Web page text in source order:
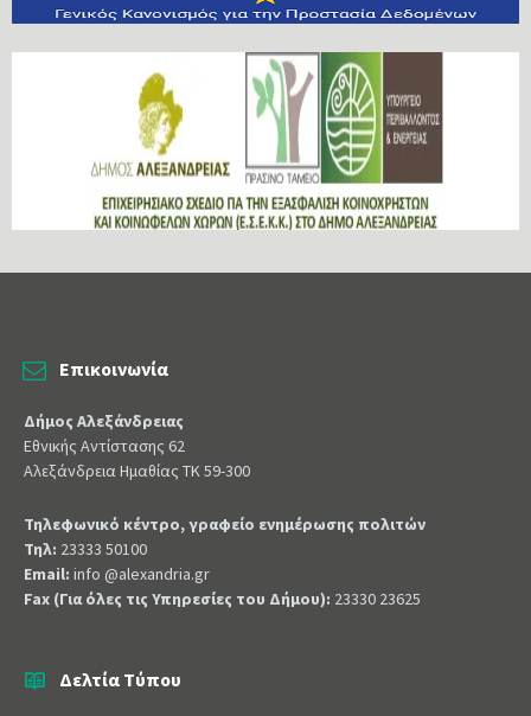
Επικοινωνία
Δήμος Αλεξάνδρειας
Εθνικής Αντίστασης 62
Αλεξάνδρεια Ημαθίας ΤΚ 59-300
Τηλεφωνικό κέντρο, γραφείο ενημέρωσης πολιτών
Τηλ: 23333 50100
Email: info @alexandria.gr
Fax (Για όλες τις Υπηρεσίες του Δήμου): 23330 23625
Δελτία Τύπου